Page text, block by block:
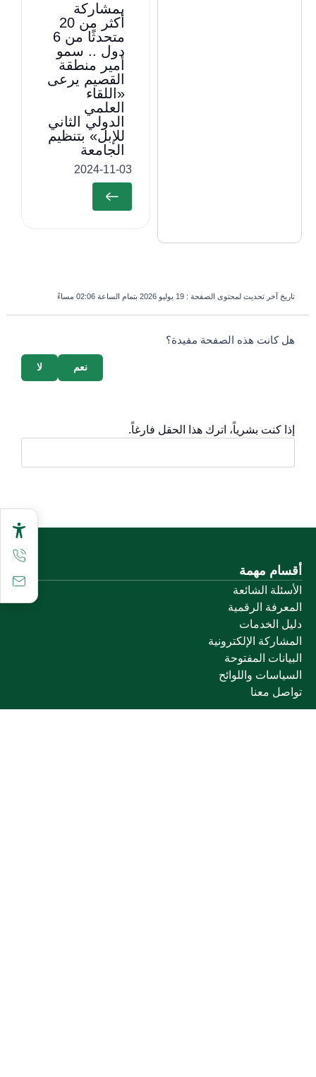
بمشاركة
أكثر من 20
متحدثًا من 6
دول .. سمو
أمير منطقة
القصيم يرعى
«اللقاء
العلمي
الدولي الثاني
للإبل» بتنظيم
الجامعة
2024-11-03
تاريخ آخر تحديث لمحتوى الصفحة : 19 يوليو 2026 بتمام الساعة 02:06 مساءً
survey_v2
هل كانت هذه الصفحة مفيدة؟
لا نعم
إذا كنت بشرياً، اترك هذا الحقل فارغاً.
أقسام مهمة
الأسئلة الشائعة
المعرفة الرقمية
دليل الخدمات
المشاركة الإلكترونية
البيانات المفتوحة
السياسات واللوائح
تواصل معنا